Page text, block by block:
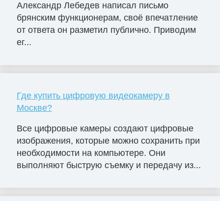
Александр Лебедев написал письмо
брянским функционерам, своё впечатление
от ответа он разметил публично. Приводим
ег...
Где купить цифровую видеокамеру в
Москве?
Все цифровые камеры создают цифровые
изображения, которые можно сохранить при
необходимости на компьютере. Они
выполняют быструю съемку и передачу из...